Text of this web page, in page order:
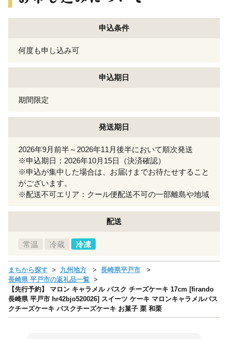
申込条件
何度も申し込み可
申込期日
期間限定
発送期日
2026年9月前半～2026年11月後半において順次発送
※申込期日：2026年10月15日（決済確認）
※申込が集中した場合は、お届けまでお待たせすること
がございます。
※配送不可エリア：クール便配送不可の一部離島や地域
配送
常温 冷蔵 冷凍
まちから探す 九州地方
長崎県平戸市
長崎県 平戸市の返礼品一覧
【先行予約】 マロン キャラメル バスク チーズケーキ 17cm [firando
長崎県 平戸市 hr42bjo520026] スイーツ ケーキ マロンキャラメルバス
クチーズケーキ バスクチーズケーキ お菓子 栗 和栗